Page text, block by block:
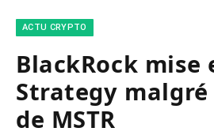
ACTU CRYPTO
BlackRock mise
Strategy
de MSTR